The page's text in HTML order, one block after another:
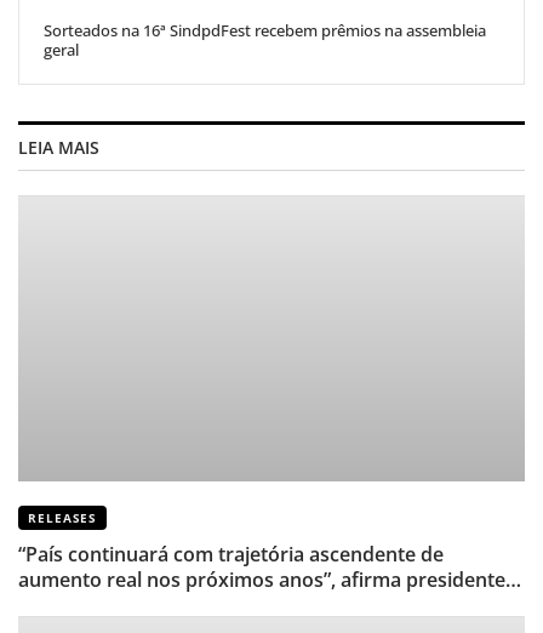
Sorteados na 16ª SindpdFest recebem prêmios na assembleia
geral
LEIA MAIS
RELEASES
“País continuará com trajetória ascendente de
aumento real nos próximos anos”, afirma presidente